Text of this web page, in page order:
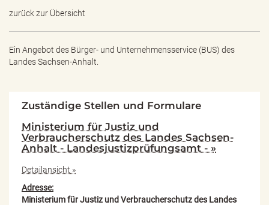
zurück zur Übersicht
Ein Angebot des Bürger- und Unternehmensservice (BUS) des
Landes Sachsen-Anhalt.
Zuständige Stellen und Formulare
Ministerium für Justiz und
Verbraucherschutz des Landes Sachsen-
Anhalt - Landesjustizprüfungsamt - »
Detailansicht »
Adresse:
Ministerium für Justiz und Verbraucherschutz des Landes